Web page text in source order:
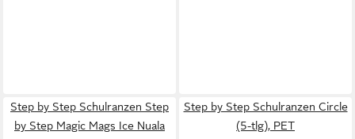
Step by Step Schulranzen Step
by Step Magic Mags Ice Nuala
Step by Step Schulranzen Circle
(5-tlg), PET